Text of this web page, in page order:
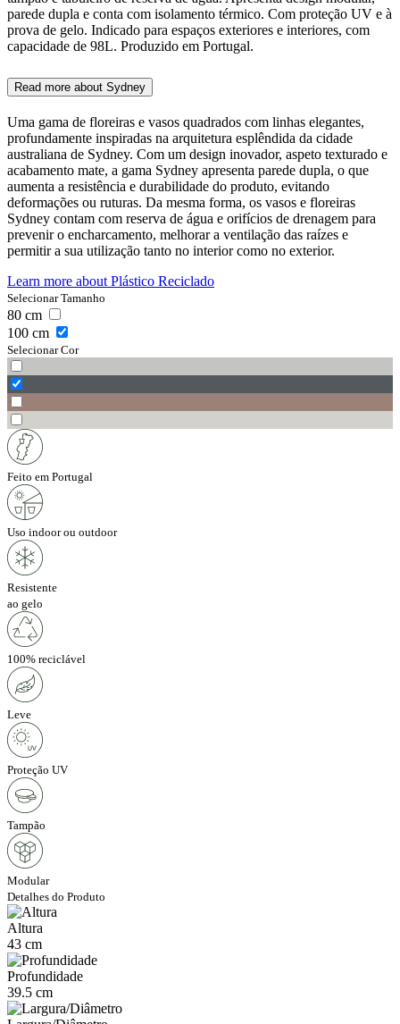
parede dupla e conta com isolamento térmico. Com proteção UV e à
prova de gelo. Indicado para espaços exteriores e interiores, com
capacidade de 98L. Produzido em Portugal.
Read more about Sydney
Uma gama de floreiras e vasos quadrados com linhas elegantes,
profundamente inspiradas na arquitetura esplêndida da cidade
australiana de Sydney. Com um design inovador, aspeto texturado e
acabamento mate, a gama Sydney apresenta parede dupla, o que
aumenta a resistência e durabilidade do produto, evitando
deformações ou ruturas. Da mesma forma, os vasos e floreiras
Sydney contam com reserva de água e orifícios de drenagem para
prevenir o encharcamento, melhorar a ventilação das raízes e
permitir a sua utilização tanto no interior como no exterior.
Learn more about Plástico Reciclado
Selecionar Tamanho
80 cm
100 cm
Selecionar Cor
Feito em Portugal
Uso indoor ou outdoor
Resistente
ao gelo
100% reciclável
Leve
Proteção UV
Tampão
Modular
Detalhes do Produto
Altura
43 cm
Profundidade
39.5 cm